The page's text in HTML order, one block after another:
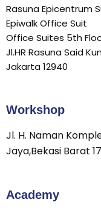
Rasuna Epicentrum
Epiwalk Office Suit
Office Suites 5th
Jl.HR Rasuna Said
Jakarta 12940
Workshop
Jl. H. Naman
Jaya,Bekasi Barat
Academy